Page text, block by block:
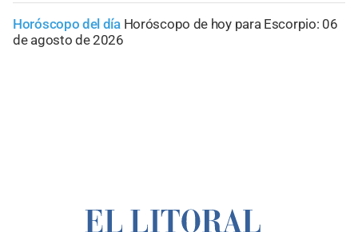
Horóscopo del día Horóscopo de hoy para Escorpio: 06
de agosto de 2026